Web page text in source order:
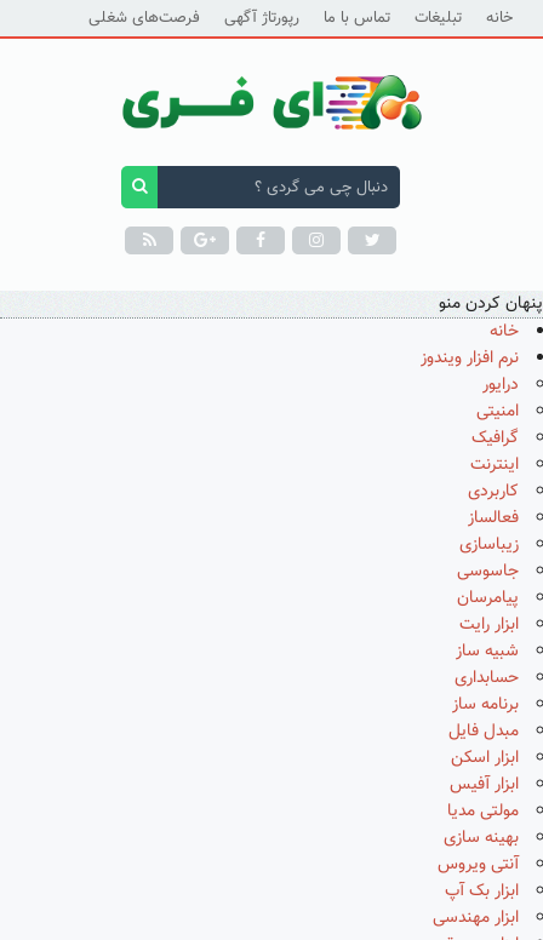
خانه تبلیغات تماس با ما رپورتاژ آگهی فرصت‌های شغلی
پنهان کردن منو
خانه
نرم افزار ویندوز
درایور
امنیتی
گرافیک
اینترنت
کاربردی
فعالساز
زیباسازی
جاسوسی
پیامرسان
ابزار رایت
شبیه ساز
حسابداری
برنامه ساز
مبدل فایل
ابزار اسکن
ابزار آفیس
مولتی مدیا
بهینه سازی
آنتی ویروس
ابزار بک آپ
ابزار مهندسی